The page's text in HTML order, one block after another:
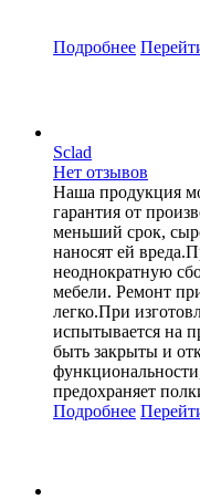
Подробнее
Sclad
Нет отзывов
Наша продукция
гарантия от
меньший срок,
наносят ей
неоднократную
мебели. Ремонт
легко.При
испытывается на
быть закрыты и
предохраняет
Подробнее